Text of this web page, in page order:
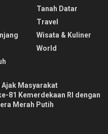
Tanah Datar
Travel
Wisata & Kuliner
World
Masyarakat
81 Kemerdekaan RI dengan
Merah Putih